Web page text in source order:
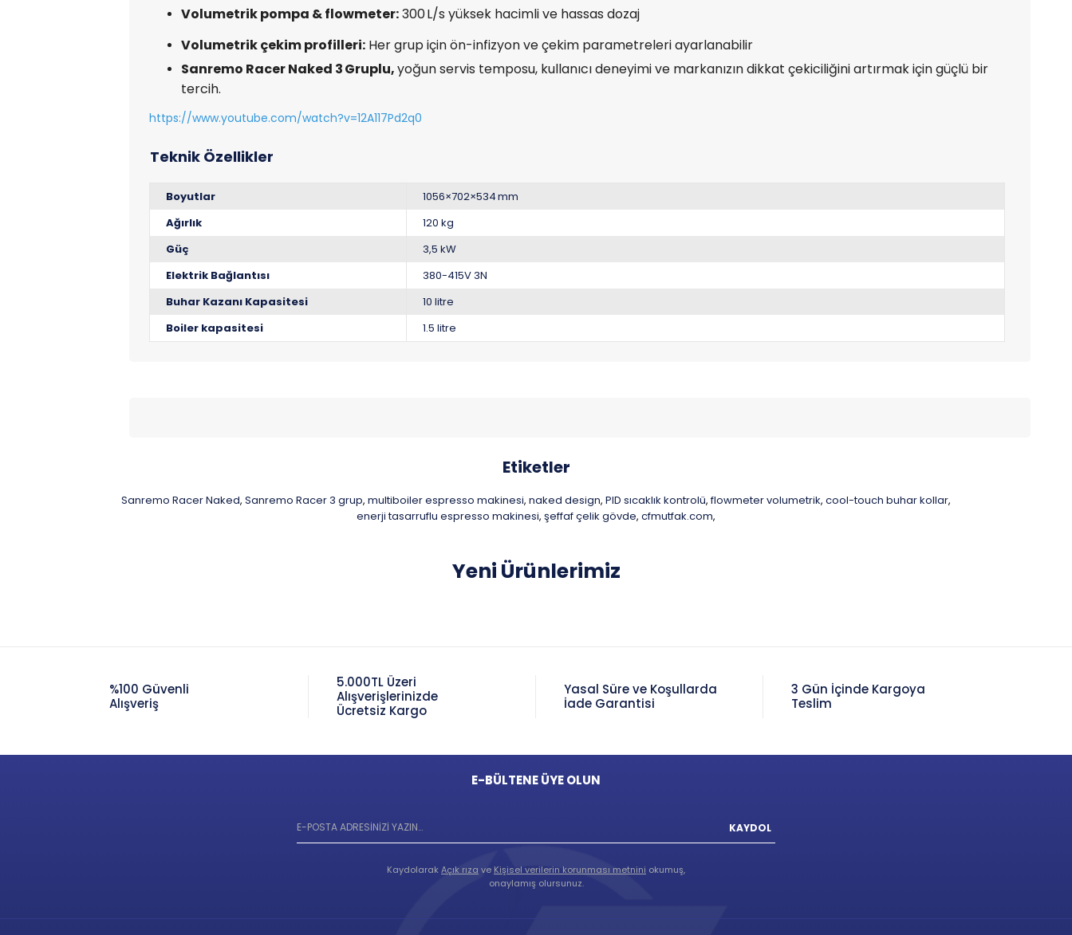
Volumetrik pompa & flowmeter:300 L/s yüksek hacimli ve hassas dozaj
Volumetrik çekim profilleri: Her grup için ön-infizyon ve çekim parametreleri ayarlanabilir
Sanremo Racer Naked 3 Gruplu,yoğun servis temposu, kullanıcı deneyimi ve markanızın dikkat çekiciliğini artırmak için güçlü bir
tercih.
https://www.youtube.com/watch?v=12A117Pd2q0
Boyutlar
1056×702×534 mm
Ağırlık
120 kg
Güç
3,5 kW
Elektrik Bağlantısı
380-415V 3N
Buhar Kazanı Kapasitesi
10 litre
Boiler kapasitesi
1.5 litre
Etiketler
Sanremo Racer Naked, Sanremo Racer 3 grup, multiboiler espresso makinesi, naked design, PID sıcaklık kontrolü, flowmeter volumetrik, cool-touch buhar kollar,
enerji tasarruflu espresso makinesi, şeffaf çelik gövde, cfmutfak.com,
Yeni Ürünlerimiz
%100 Güvenli
Alışveriş
5.000TL Üzeri
Alışverişlerinizde
Ücretsiz Kargo
Yasal Süre ve Koşullarda
İade Garantisi
3 Gün İçinde Kargoya
Teslim
E-BÜLTENE ÜYE OLUN
KAYDOL
KaydolarakAçık rıza ve Kişisel verilerin korunması metnini okumuş,
onaylamış olursunuz.